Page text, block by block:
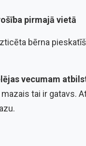
pirmajā vietā
bērna
vecumam
tai ir gatavs.